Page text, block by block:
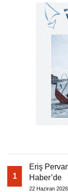
1
Eriş
Haber’de
22 Haziran